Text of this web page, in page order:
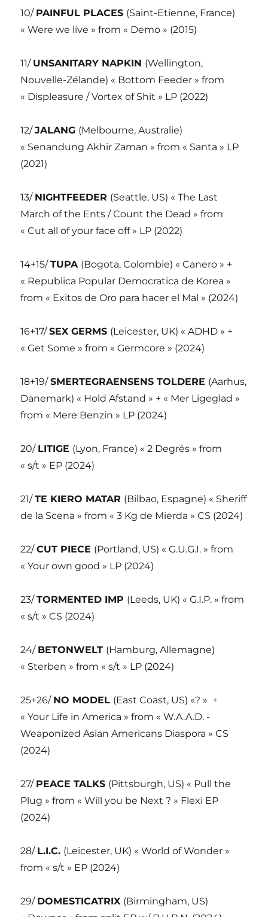
10/ PAINFUL PLACES (Saint-Etienne, France)
« Were we live » from « Demo » (2015)
11/ UNSANITARY NAPKIN (Wellington,
Nouvelle-Zélande) « Bottom Feeder » from
« Displeasure / Vortex of Shit » LP (2022)
12/JALANG (Melbourne, Australie)
« Senandung Akhir Zaman » from « Santa » LP
(2021)
13/ NIGHTFEEDER (Seattle, US) « The Last
March of the Ents / Count the Dead » from
« Cut all of your face off » LP (2022)
14+15/TUPA (Bogota, Colombie) « Canero » +
« Republica Popular Democratica de Korea »
from « Exitos de Oro para hacer el Mal » (2024)
16+17/SEX GERMS (Leicester, UK) « ADHD » +
« Get Some » from « Germcore » (2024)
18+19/SMERTEGRAENSENS TOLDERE (Aarhus,
Danemark) « Hold Afstand » + « Mer Ligeglad »
from « Mere Benzin » LP (2024)
20/ LITIGE (Lyon, France) « 2 Degrés » from
« s/t » EP (2024)
21/TE KIERO MATAR (Bilbao, Espagne) « Sheriff
de la Scena » from « 3 Kg de Mierda » CS (2024)
22/CUT PIECE (Portland, US) « G.U.G.I. » from
« Your own good » LP (2024)
23/TORMENTED IMP (Leeds, UK) « G.I.P. » from
« s/t » CS (2024)
24/ BETONWELT (Hamburg, Allemagne)
« Sterben » from « s/t » LP (2024)
25+26/ NO MODEL (East Coast, US) «? » +
« Your Life in America » from « W.A.A.D. -
Weaponized Asian Americans Diaspora » CS
(2024)
27/ PEACE TALKS (Pittsburgh, US) « Pull the
Plug » from « Will you be Next ? » Flexi EP
(2024)
28/ L.I.C. (Leicester, UK) « World of Wonder »
from « s/t » EP (2024)
29/ DOMESTICATRIX (Birmingham, US)